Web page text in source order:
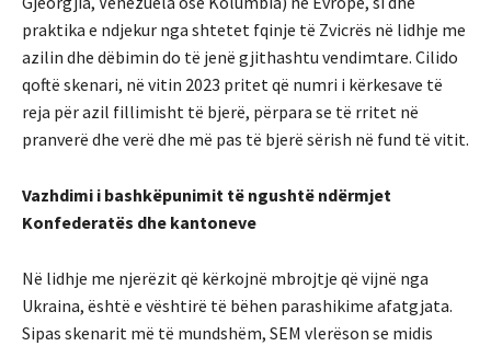
praktika e ndjekur nga shtetet fqinje të Zvicrës në lidhje me
azilin dhe dëbimin do të jenë gjithashtu vendimtare. Cilido
qoftë skenari, në vitin 2023 pritet që numri i kërkesave të
reja për azil fillimisht të bjerë, përpara se të rritet në
pranverë dhe verë dhe më pas të bjerë sërish në fund të vitit.
Vazhdimi i bashkëpunimit të ngushtë ndërmjet
Konfederatës dhe kantoneve
Në lidhje me njerëzit që kërkojnë mbrojtje që vijnë nga
Ukraina, është e vështirë të bëhen parashikime afatgjata.
Sipas skenarit më të mundshëm, SEM vlerëson se midis